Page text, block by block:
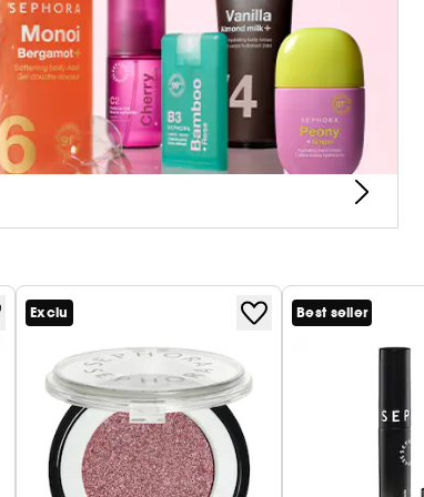
plus responsable. Les poils
et 60 % de plastique recyclé. La pochette
et vos pinceaux.
Exclu Best seller